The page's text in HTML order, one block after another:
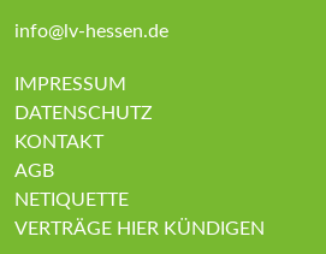
info@lv-hessen.de
IMPRESSUM
DATENSCHUTZ
KONTAKT
AGB
NETIQUETTE
VERTRÄGE HIER KÜNDIGEN